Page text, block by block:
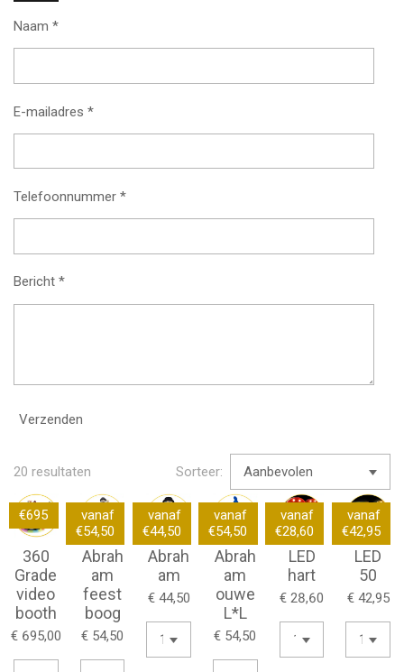
Naam *
E-mailadres *
Telefoonnummer *
Bericht *
Verzenden
20 resultaten Sorteer:
€695
360
Grade
video
booth
€ 695,00
vanaf
€54,50
Abrah
am
feest
boog
€ 54,50
vanaf
€44,50
Abrah
am
€ 44,50
vanaf
€54,50
Abrah
am
ouwe
L*L
€ 54,50
vanaf
€28,60
LED
hart
€ 28,60
vanaf
€42,95
LED
50
€ 42,95